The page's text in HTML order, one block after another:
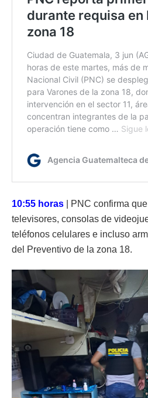
10:55 horas | PNC confirma
televisores, consolas de
teléfonos celulares e incluso
del Preventivo de la zona 18.